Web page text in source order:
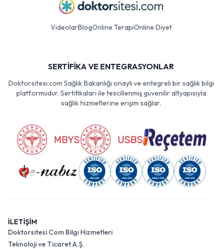
VideolarBlogOnline TerapiOnline Diyet
SERTİFİKA VE ENTEGRASYONLAR
Doktorsitesi.com Sağlık Bakanlığı onaylı ve entegreli bir sağlık bilgi
platformudur. Sertifikaları ile tescillenmiş güvenilir altyapısıyla
sağlık hizmetlerine erişim sağlar.
İLETİŞİM
Doktorsitesi Com Bilgi Hizmetleri
Teknoloji ve Ticaret A.Ş.